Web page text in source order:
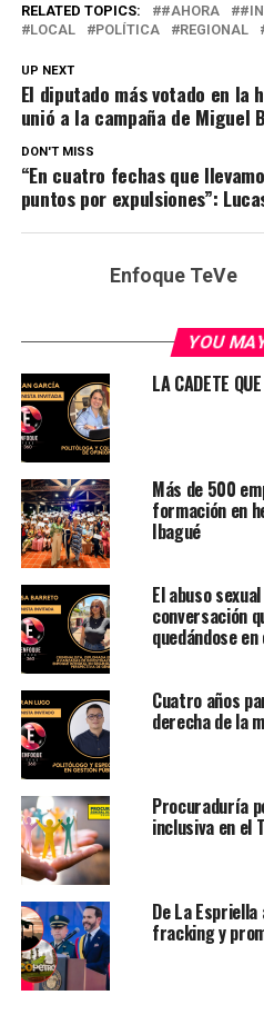
RELATED TOPICS: #AHORA
LOCAL
POLÍTICA REGIONAL
UP NEXT
El diputado más votado en la
unió a la campaña de Miguel
DON'T MISS
“En cuatro fechas que
puntos por expulsiones”:
Enfoque TeVe
YOU
LA CADETE
Más de 500
formación en
Ibagué
El abuso
conversación
quedándose
Cuatro años
derecha de la
Procuraduría
inclusiva en el
De La
fracking y